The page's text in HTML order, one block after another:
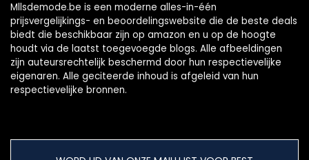
Mllsdemode.be is een moderne alles-in-één
prijsvergelijkings- en beoordelingswebsite die de beste deals
biedt die beschikbaar zijn op amazon en u op de hoogte
houdt via de laatst toegevoegde blogs. Alle afbeeldingen
zijn auteursrechtelijk beschermd door hun respectievelijke
eigenaren. Alle geciteerde inhoud is afgeleid van hun
respectievelijke bronnen.